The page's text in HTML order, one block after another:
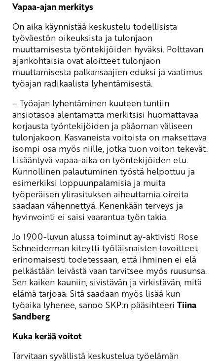
Vapaa-ajan merkitys
On aika käynnistää keskustelu todellisista
työväestön oikeuksista ja tulonjaon
muuttamisesta työntekijöiden hyväksi. Polttavan
ajankohtaisia ovat aloitteet tulonjaon
muuttamisesta palkansaajien eduksi ja vaatimus
työajan radikaalista lyhentämisestä.
– Työajan lyhentäminen kuuteen tuntiin
ansiotasoa alentamatta merkitsisi huomattavaa
korjausta työntekijöiden ja pääoman väliseen
tulonjakoon. Kasvaneista voitoista on maksettava
isompi osa myös niille, jotka tuon voiton tekevät.
Lisääntyvä vapaa-aika on työntekijöiden etu.
Kunnollinen palautuminen työstä helpottuu ja
esimerkiksi loppuunpalamisia ja muita
työperäisen ylirasituksen aiheuttamia oireita
saadaan vähennettyä. Kenenkään terveys ja
hyvinvointi ei saisi vaarantua työn takia.
Jo 1900-luvun alussa toiminut ay-aktivisti Rose
Schneiderman kiteytti työläisnaisten tavoitteet
erinomaisesti todetessaan, että ihminen ei elä
pelkästään leivästä vaan tarvitsee myös ruusunsa.
Sen kaiken kauniin, sivistävän ja virkistävän, mitä
elämä tarjoaa. Sitä saadaan myös lisää kun
työaika lyhenee, sanoo SKP:n pääsihteeri Tiina
Sandberg
Kuka kerää voitot
Tarvitaan syvällistä keskustelua työelämän